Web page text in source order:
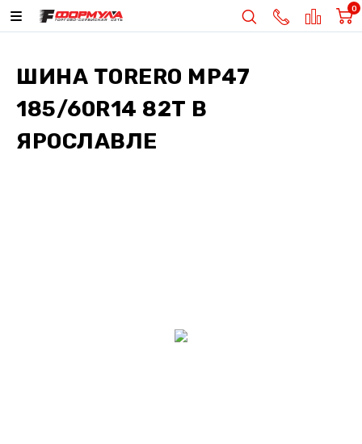
0
ШИНА TORERO MP47
185/60R14 82T В
ЯРОСЛАВЛЕ